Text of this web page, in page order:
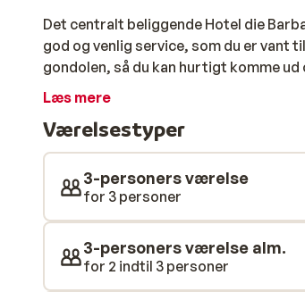
Det centralt beliggende Hotel die
god og venlig service, som du er vant
gondolen, så du kan hurtigt komme
komfortabelt indrettet med moderne
en dejlig central ferie i Schladming.
Læs mere
Værelsestyper
3-personers værelse
for 3 personer
3-personers værelse alm.
for 2 indtil 3 personer